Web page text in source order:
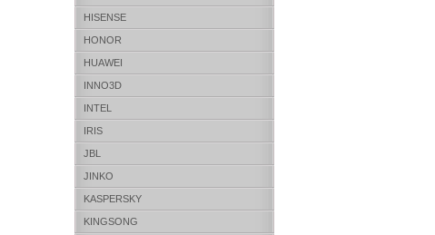
HISENSE
HONOR
HUAWEI
INNO3D
INTEL
IRIS
JBL
JINKO
KASPERSKY
KINGSONG